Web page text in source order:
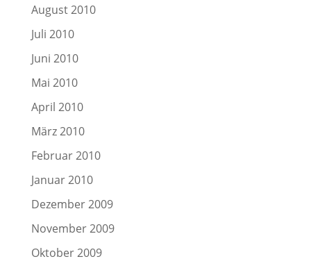
August 2010
Juli 2010
Juni 2010
Mai 2010
April 2010
März 2010
Februar 2010
Januar 2010
Dezember 2009
November 2009
Oktober 2009